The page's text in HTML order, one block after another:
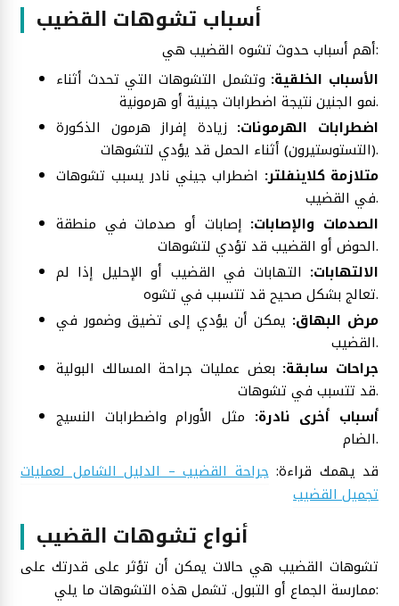
أسباب تشوهات القضيب
أهم أسباب حدوث تشوه القضيب هي:
الأسباب الخلقية: وتشمل التشوهات التي تحدث أثناء
نمو الجنين نتيجة اضطرابات جينية أو هرمونية.
اضطرابات الهرمونات: زيادة إفراز هرمون الذكورة
(التستوستيرون) أثناء الحمل قد يؤدي لتشوهات.
متلازمة كلاينفلتر: اضطراب جيني نادر يسبب تشوهات
في القضيب.
الصدمات والإصابات: إصابات أو صدمات في منطقة
الحوض أو القضيب قد تؤدي لتشوهات.
الالتهابات: التهابات في القضيب أو الإحليل إذا لم
تعالج بشكل صحيح قد تتسبب في تشوه.
مرض البهاق: يمكن أن يؤدي إلى تضيق وضمور في
القضيب.
جراحات سابقة: بعض عمليات جراحة المسالك البولية
قد تتسبب في تشوهات.
أسباب أخرى نادرة: مثل الأورام واضطرابات النسيج
الضام.
قد يهمك قراءة:جراحة القضيب – الدليل الشامل لعمليات
تجميل القضيب
أنواع تشوهات القضيب
تشوهات القضيب هي حالات يمكن أن تؤثر على قدرتك على
ممارسة الجماع أو التبول. تشمل هذه التشوهات ما يلي: